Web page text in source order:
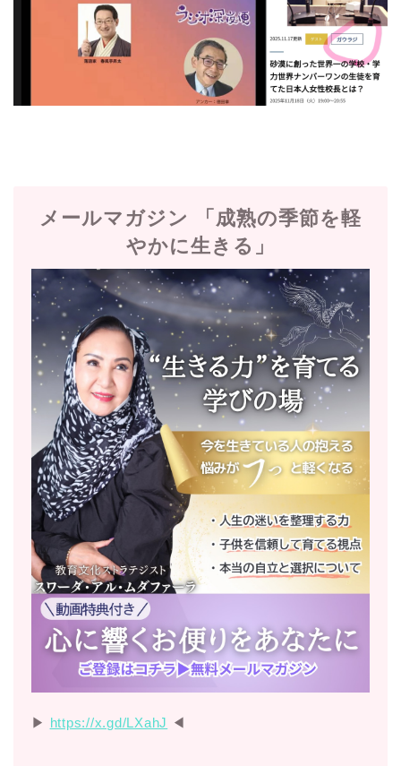
メールマガジン 「成熟の季節を軽
やかに生きる」
▶︎ https://x.gd/LXahJ ◀︎